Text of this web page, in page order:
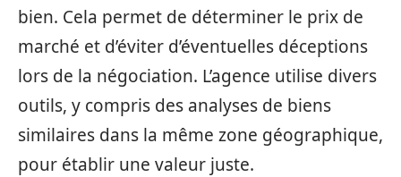
bien. Cela permet de déterminer le prix de
marché et d’éviter d’éventuelles déceptions
lors de la négociation. L’agence utilise divers
outils, y compris des analyses de biens
similaires dans la même zone géographique,
pour établir une valeur juste.